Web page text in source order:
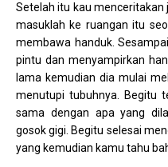
Setelah itu kau menceritakan
masuklah ke ruangan itu
membawa handuk.
pintu dan menyampirkan
lama kemudian dia mulai
menutupi tubuhnya. Begitu
sama dengan apa yang
gosok gigi. Begitu selesai
yang kemudian kamu tahu